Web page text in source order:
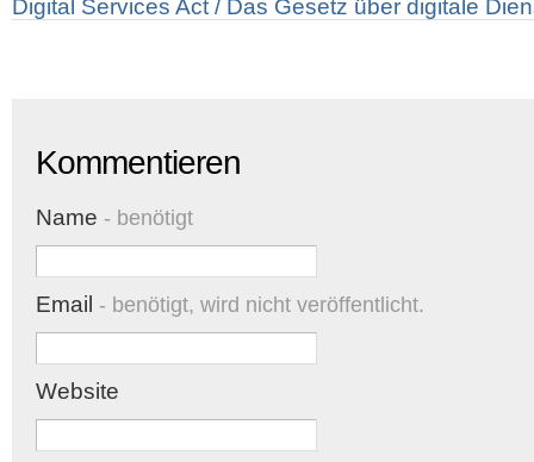
Digital Services Act / Das Gesetz über digitale
Kommentieren
Name - benötigt
Email - benötigt, wird nicht veröffentlicht.
Website